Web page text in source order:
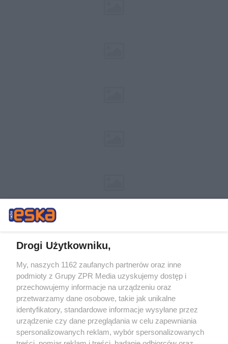
Żaden utwór zamieszczony w serwisie nie może być powielany i
rozpowszechniany lub dalej rozpowszechniany w jakikolwiek sposób (w
tym także elektroniczny lub mechaniczny) na jakimkolwiek polu
eksploatacji w jakiejkolwiek formie, włącznie z umieszczaniem w
Internecie bez pisemnej zgody właściciela praw. Jakiekolwiek użycie lub
wykorzystanie utworów w całości lub w części z naruszeniem prawa,
tzn. bez właściwej zgody, jest zabronione pod groźbą kary i może być
ścigane prawnie.
Drogi Użytkowniku,
My, naszych 1162 zaufanych partnerów oraz inne
podmioty z Grupy ZPR Media uzyskujemy dostęp i
przechowujemy informacje na urządzeniu oraz
przetwarzamy dane osobowe, takie jak unikalne
identyfikatory, standardowe informacje wysyłane przez
urządzenie czy dane przeglądania w celu zapewniania
spersonalizowanych reklam, wybór spersonalizowanych